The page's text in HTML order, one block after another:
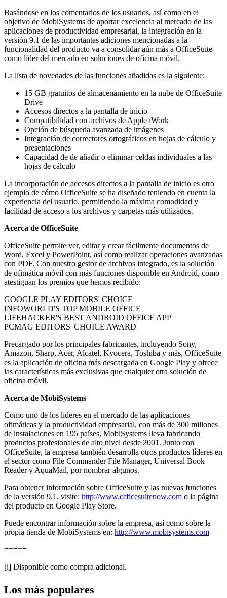
Basándose en los comentarios de los usuarios, así como en el
objetivo de MobiSystems de aportar excelencia al mercado de las
aplicaciones de productividad empresarial, la integración en la
versión 9.1 de las importantes adiciones mencionadas a la
funcionalidad del producto va a consolidar aún más a OfficeSuite
como líder del mercado en soluciones de oficina móvil.
La lista de novedades de las funciones añadidas es la siguiente:
15 GB gratuitos de almacenamiento en la nube de OfficeSuite
Drive
Accesos directos a la pantalla de inicio
Compatibilidad con archivos de Apple iWork
Opción de búsqueda avanzada de imágenes
Integración de correctores ortográficos en hojas de cálculo y
presentaciones
Capacidad de de añadir o eliminar celdas individuales a las
hojas de cálculo
La incorporación de accesos directos a la pantalla de inicio es otro
ejemplo de cómo OfficeSuite se ha diseñado teniendo en cuenta la
experiencia del usuario. permitiendo la máxima comodidad y
facilidad de acceso a los archivos y carpetas más utilizados.
Acerca de OfficeSuite
OfficeSuite permite ver, editar y crear fácilmente documentos de
Word, Excel y PowerPoint, así como realizar operaciones avanzadas
con PDF. Con nuestro gestor de archivos integrado, es la solución
de ofimática móvil con más funciones disponible en Android, como
atestiguan los premios que hemos recibido:
GOOGLE PLAY EDITORS' CHOICE
INFOWORLD'S TOP MOBILE OFFICE
LIFEHACKER'S BEST ANDROID OFFICE APP
PCMAG EDITORS' CHOICE AWARD
Precargado por los principales fabricantes, incluyendo Sony,
Amazon, Sharp, Acer, Alcatel, Kyocera, Toshiba y más, OfficeSuite
es la aplicación de oficina más descargada en Google Play y ofrece
las características más exclusivas que cualquier otra solución de
oficina móvil.
Acerca de MobiSystems
Como uno de los líderes en el mercado de las aplicaciones
ofimáticas y la productividad empresarial, con más de 300 millones
de instalaciones en 195 países, MobiSystems lleva fabricando
productos profesionales de alto nivel desde 2001. Junto con
OfficeSuite, la empresa también desarrolla otros productos líderes en
el sector como File Commander File Manager, Universal Book
Reader y AquaMail, por nombrar algunos.
Para obtener información sobre OfficeSuite y las nuevas funciones
de la versión 9.1, visite: http://www.officesuitenow.com o la página
del producto en Google Play Store.
Puede encontrar información sobre la empresa, así como sobre la
propia tienda de MobiSystems en: http://www.mobisystems.com
=====
[i] Disponible como compra adicional.
Los más populares